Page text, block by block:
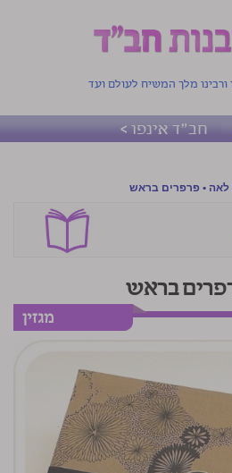
ורבינו מלך המשיח לעולם ועד
חב"ד אינפו >
לאה • פרפרים בראש
בראש